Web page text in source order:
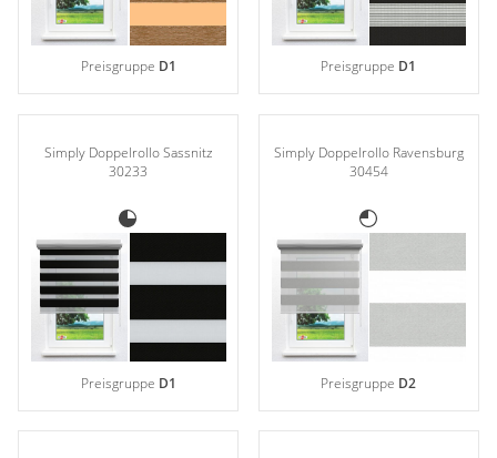
Preisgruppe D1 Preisgruppe D1
Simply Doppelrollo Sassnitz
30233
Preisgruppe D1
Simply Doppelrollo Ravensburg
30454
Preisgruppe D2